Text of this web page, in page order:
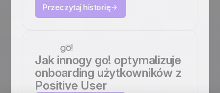
Przeczytaj historię
Jak innogy go! optymalizuje
onboarding użytkowników z
Positive User